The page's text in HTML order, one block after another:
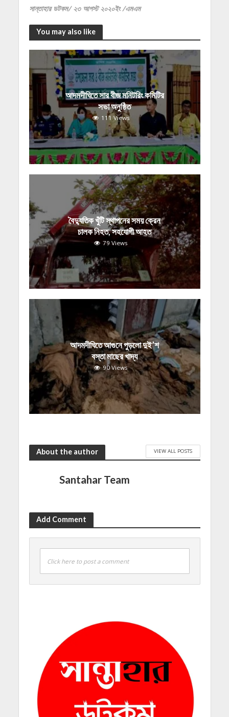
সান্তাহার ডটকম/ ২৩ আগস্ট ২০২০ইং /এমএম
You may also like
আদমদীঘিতে সার বীজ মনিটরিং কমিটির
সভা অনুষ্ঠিত
111 Views
বৈদ্যুতিক খুঁটি স্থাপনের সময় ক্রেন
চালক নিহত, সহযোগী আহত
79 Views
আদমদীঘিতে আগুনে পুড়লো দুই’শ
বস্তা মাছের খাদ্য
90 Views
About the author VIEW ALL POSTS
Santahar Team
Add Comment
Click here to post a comment